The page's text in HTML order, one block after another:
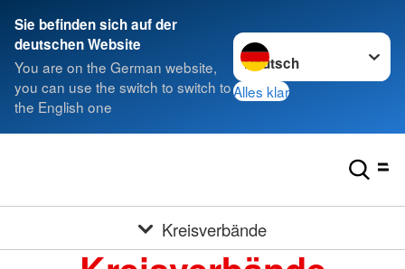
Sie befinden sich auf der
deutschen Website
You are on the German website,
you can use the switch to switch to
the English one
Sprache wechseln zu
Alles klar
Kreisverbände